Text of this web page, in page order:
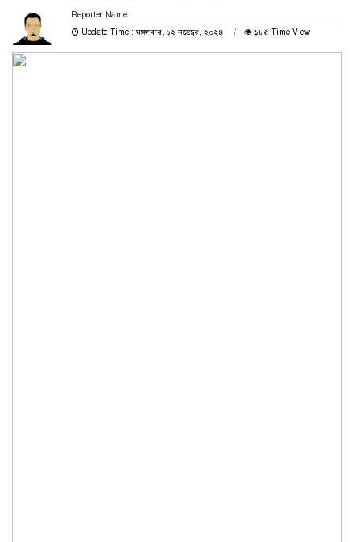
Reporter Name
Update Time : মঙ্গলবার, ১২ নভেম্বর, ২০২৪
১৮৫ Time View